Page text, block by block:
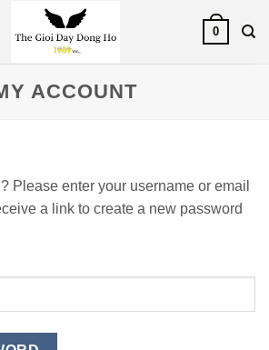
0
ACCOUNT
Please enter your username or email
a link to create a new password